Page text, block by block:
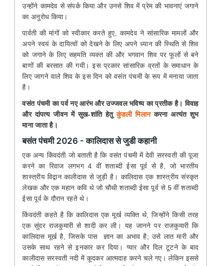
उन्होंने कामदेव से संपर्क किया और उनसे शिव में प्रेम की भावनाएं जगाने
का अनुरोध किया।
पार्वती की मांगों को स्वीकार करते हुए, कामदेव ने सांसारिक मामलों और
अपने स्वयं के दायित्वों को देखने के लिए अपने ध्यान की स्थिति से शिव
को जगाने के लिए सहमति व्यक्त की और भगवान शिव पर फूलों से बने
बाणों की बरसात की गयी। इस प्रकार सांसारिक व्रतों के समाधान के
लिए जागने वाले शिव के इस दिन को वसंत पंचमी के रूप में मनाया जाता
है।
वसंत पंचमी का पर्व नए आरंभ और उज्जवल भविष्य का प्रतीक है। विवाह
और दांपत्य जीवन में सुख-शांति हेतुकुंडली मिलानकरना अत्यंत शुभ
माना जाता है।
बसंत पंचमी 2026 - कालिदास से जुडी कहानी
एक अन्य किंवदंती जो बताती है कि वसंत पंचमी में देवी सरस्वती की पूजा
करने का रिवाज लगभग 4 वीं शताब्दी ईसा पूर्व से है, जो भारतीय
शास्त्रीय विद्वान कालीदास से जुड़ी है। कालिदास एक शास्त्रीय संस्कृत
लेखक और एक महान कवि थे जो चौथी शताब्दी ईसा पूर्व से 5 वीं शताब्दी
ईसा पूर्व के दौरान रहते थे।
किंवदंतीकहते है कि कालिदास एक मूर्ख व्यक्ति थे, जिन्होंने किसी तरह
एक सुंदर राजकुमारी से शादी कर ली। यह जानने पर राजकुमारी कि
कालिदास मूर्ख है, जिसके पास ज्ञान का अभाव है; उसे लात मारी और
उसके साथ रहने से इनकार कर दिया। प्यार और दिल टूटने के बाद
कालीदास सरस्वती नदी में कूदकर आत्मदाह करने चले गए। लेकिन इससे